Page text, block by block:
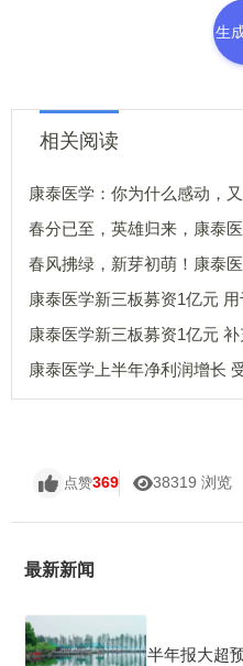
生
相关阅读
康泰医学：你为什么感动，
春分已至，英雄归来，康泰
春风拂绿，新芽初萌！康泰
康泰医学新三板募资1亿元
康泰医学新三板募资1亿元
康泰医学上半年净利润增长
点赞369 38319 浏览
最新新闻
半年报大超